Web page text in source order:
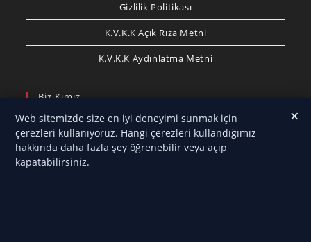
×
Web sitemizde size en iyi deneyimi sunmak için
çerezleri kullanıyoruz. Hangi çerezleri kullandığımız
hakkında daha fazla şey öğrenebilir veya açıp
kapatabilirsiniz.
Gizlilik Politikası
K.V.K.K Açık Rıza Metni
K.V.K.K Aydınlatma Metni
Biz Kimiz
Antalya Çelenkolarak, özel günlerinizi ve anlamlı
anlarınızı en estetik çiçek tasarımlarıyla taçlandırmak
için hizmet veriyoruz. Düğün, nişan, açılış, cenaze,